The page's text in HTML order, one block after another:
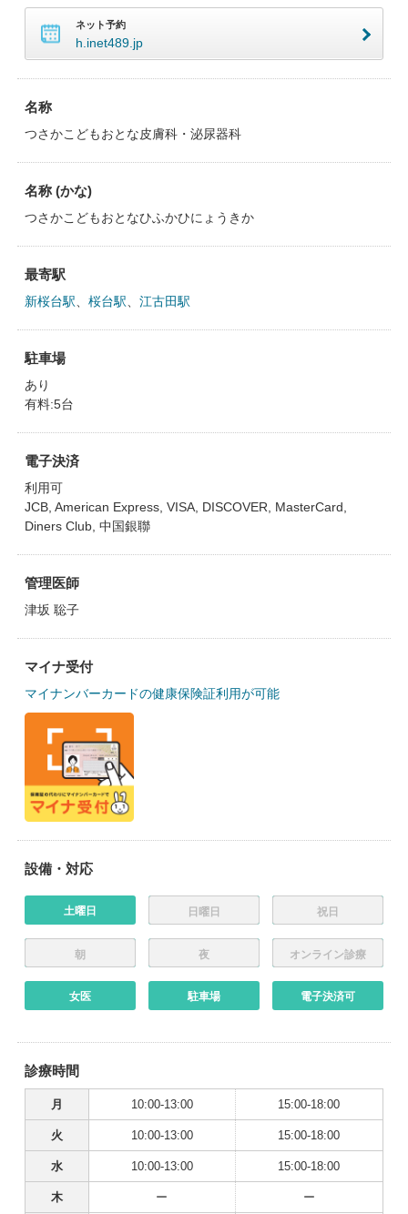
ネット予約
h.inet489.jp
名称
つさかこどもおとな皮膚科・泌尿器科
名称 (かな)
つさかこどもおとなひふかひにょうきか
最寄駅
新桜台駅 桜台駅 江古田駅
駐車場
あり
有料:5台
電子決済
利用可
JCB, American Express, VISA, DISCOVER, MasterCard,
Diners Club, 中国銀聯
管理医師
津坂 聡子
マイナ受付
マイナンバーカードの健康保険証利用が可能
設備・対応
土曜日 日曜日 祝日
朝 夜 オンライン診療
女医 駐車場 電子決済可
診療時間
月 10:00-13:00 15:00-18:00
火 10:00-13:00 15:00-18:00
水 10:00-13:00 15:00-18:00
木 ー ー